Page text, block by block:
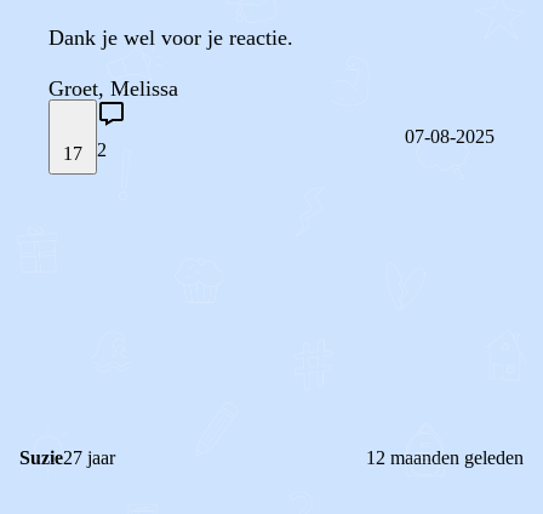
Dank je wel voor je reactie.
Groet, Melissa
17 2
07-08-2025
Suzie27 jaar 12 maanden geleden